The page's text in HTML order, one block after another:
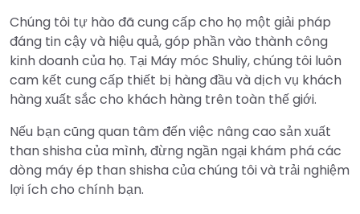
Chúng tôi tự hào đã cung cấp cho họ một giải pháp
đáng tin cậy và hiệu quả, góp phần vào thành công
kinh doanh của họ. Tại Máy móc Shuliy, chúng tôi luôn
cam kết cung cấp thiết bị hàng đầu và dịch vụ khách
hàng xuất sắc cho khách hàng trên toàn thế giới.
Nếu bạn cũng quan tâm đến việc nâng cao sản xuất
than shisha của mình, đừng ngần ngại khám phá các
dòng máy ép than shisha của chúng tôi và trải nghiệm
lợi ích cho chính bạn.